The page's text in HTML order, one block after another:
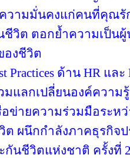
ความมั่นคงแก่คนที่คุณรั
ชีวิต ตอกย้ำความเป็น
องชีวิต
Practices ด้าน HR แล
มแลกเปลี่ยนองค์ความ
อข่ายความร่วมมือระห
ต ผนึกกำลังภาคธุรกิจ
กันชีวิตแห่งชาติ ครั้งที่